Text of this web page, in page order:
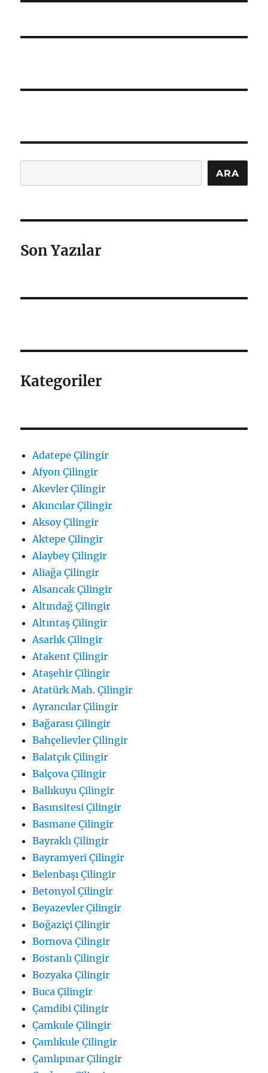
ARA
Son Yazılar
Kategoriler
Adatepe Çilingir
Afyon Çilingir
Akevler Çilingir
Akıncılar Çilingir
Aksoy Çilingir
Aktepe Çilingir
Alaybey Çilingir
Aliağa Çilingir
Alsancak Çilingir
Altındağ Çilingir
Altıntaş Çilingir
Asarlık Çilingir
Atakent Çilingir
Ataşehir Çilingir
Atatürk Mah. Çilingir
Ayrancılar Çilingir
Bağarası Çilingir
Bahçelievler Çilingir
Balatçık Çilingir
Balçova Çilingir
Ballıkuyu Çilingir
Basınsitesi Çilingir
Basmane Çilingir
Bayraklı Çilingir
Bayramyeri Çilingir
Belenbaşı Çilingir
Betonyol Çilingir
Beyazevler Çilingir
Boğaziçi Çilingir
Bornova Çilingir
Bostanlı Çilingir
Bozyaka Çilingir
Buca Çilingir
Çamdibi Çilingir
Çamkule Çilingir
Çamlıkule Çilingir
Çamlıpınar Çilingir